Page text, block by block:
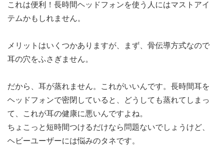
これは便利！長時間ヘッドフォンを使う人にはマストアイ
テムかもしれません。
メリットはいくつかありますが、まず、骨伝導方式なので
耳の穴をふさぎません。
だから、耳が蒸れません。これがいいんです。長時間耳を
ヘッドフォンで密閉していると、どうしても蒸れてしまっ
て、これが耳の健康に悪いんですよね。
ちょこっと短時間つけるだけなら問題ないでしょうけど、
ヘビーユーザーには悩みのタネです。